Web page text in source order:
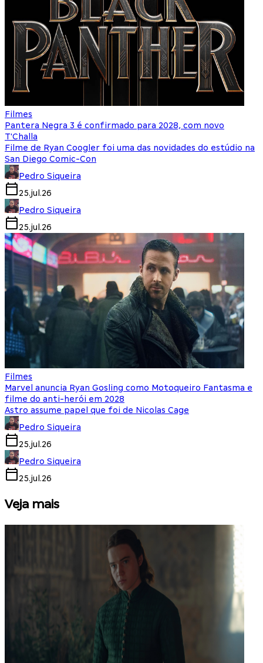
Filmes
Pantera Negra 3 é confirmado para 2028, com novo
T'Challa
Filme de Ryan Coogler foi uma das novidades do estúdio na
San Diego Comic-Con
Pedro Siqueira
25.jul.26
Pedro Siqueira
25.jul.26
Filmes
Marvel anuncia Ryan Gosling como Motoqueiro Fantasma e
filme do anti-herói em 2028
Astro assume papel que foi de Nicolas Cage
Pedro Siqueira
25.jul.26
Pedro Siqueira
25.jul.26
Veja mais